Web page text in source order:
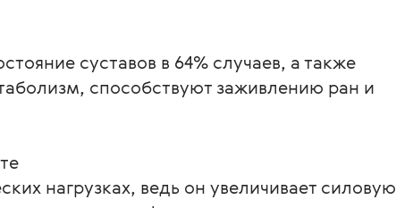
суставов в 64% случаев, а также
способствуют заживлению ран и
нагрузках, ведь он увеличивает силовую